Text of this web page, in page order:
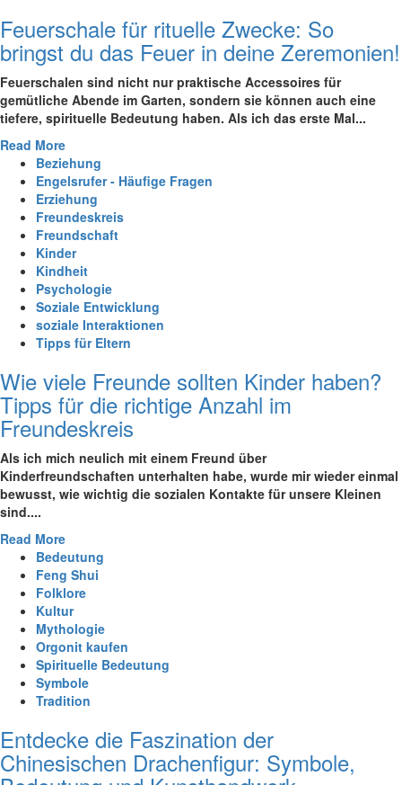
Feuerschale für rituelle Zwecke: So
bringst du das Feuer in deine Zeremonien!
Feuerschalen sind nicht nur praktische Accessoires für
gemütliche Abende im Garten, sondern sie können auch eine
tiefere, spirituelle Bedeutung haben. Als ich das erste Mal...
Read More
Beziehung
Engelsrufer - Häufige Fragen
Erziehung
Freundeskreis
Freundschaft
Kinder
Kindheit
Psychologie
Soziale Entwicklung
soziale Interaktionen
Tipps für Eltern
Wie viele Freunde sollten Kinder haben?
Tipps für die richtige Anzahl im
Freundeskreis
Als‍ ich mich neulich⁣ mit einem Freund⁣ über
Kinderfreundschaften ​unterhalten ​habe,⁤ wurde ⁤mir wieder ‍einmal
bewusst, ⁢wie wichtig die sozialen Kontakte für​ unsere Kleinen
sind.‍...
Read More
Bedeutung
Feng Shui
Folklore
Kultur
Mythologie
Orgonit kaufen
Spirituelle Bedeutung
Symbole
Tradition
Entdecke die Faszination der
Chinesischen Drachenfigur: Symbole,